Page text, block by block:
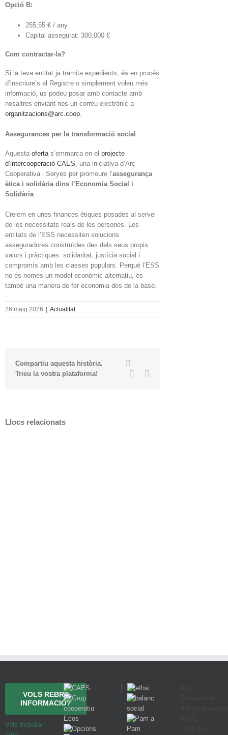
Opció B:
255,55 € / any
Capital assegurat: 300.000 €
Com contractar-la?
Si la teva entitat ja tramita expedients, és en procés
d’inscriure’s al Registre o simplement voleu més
informació, us podeu posar amb contacte amb
nosaltres enviant-nos un correu electrònic a
organitzacions@arc.coop.
Assegurances per la transformació social
Aquesta oferta s’emmarca en el projecte
d’intercooperació CAES , una iniciativa d’Arç
Cooperativa i Seryes per promoure l’assegurança
ètica i solidària dins l’Economia Social i
Solidària
Creiem en unes finances ètiques posades al servei
de les necessitats reals de les persones. Les
entitats de l’ESS necessiten solucions
asseguradores construïdes des dels seus propis
valors i pràctiques: solidaritat, justícia social i
compromís amb les classes populars. Perquè l’ESS
no és només un model econòmic alternatiu, és
també una manera de fer economia des de la base.
26 maig 2026 | Actualitat
Compartiu aquesta història.
Trieu la vostra plataforma!
Linkedin
Llocs relacionats
VOLS REBRE
INFORMACIÓ?
Vols treballar